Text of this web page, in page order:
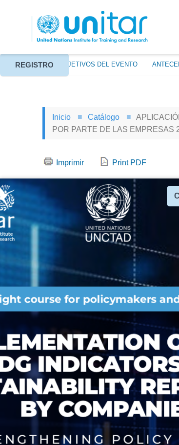
ACERCA DE OBJETIVOS DEL EVENTO
REGISTRO
Inicio Catálogo
POR PARTE DE LAS EMPRESAS
Imprimir Print PDF